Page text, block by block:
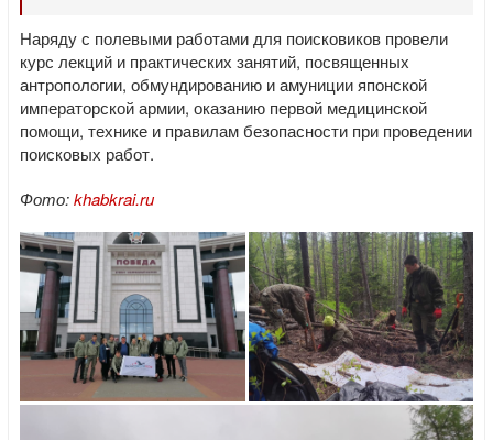
Наряду с полевыми работами для поисковиков провели
курс лекций и практических занятий, посвященных
антропологии, обмундированию и амуниции японской
императорской армии, оказанию первой медицинской
помощи, технике и правилам безопасности при проведении
поисковых работ.
Фото:khabkrai.ru